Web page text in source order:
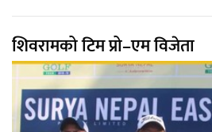
शिवरामको टिम प्रो–एम विजेता